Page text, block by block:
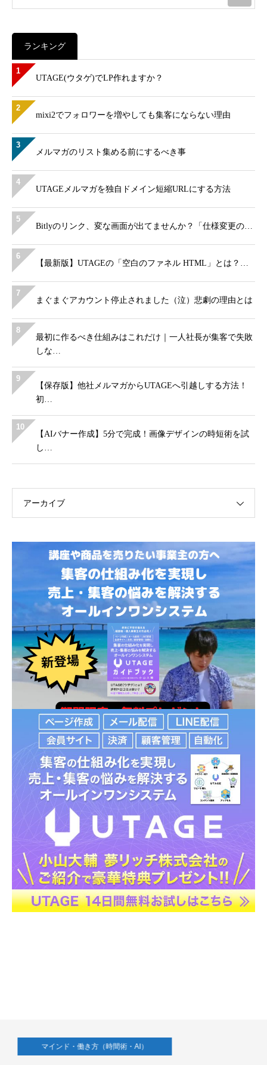
ランキング
1
UTAGE(ウタゲ)でLP作れますか？
2
mixi2でフォロワーを増やしても集客にならない理由
3
メルマガのリスト集める前にするべき事
4
UTAGEメルマガを独自ドメイン短縮URLにする方法
5
Bitlyのリンク、変な画面が出てませんか？「仕様変更の…
6
【最新版】UTAGEの「空白のファネル HTML」とは？…
7
まぐまぐアカウント停止されました（泣）悲劇の理由とは
8
最初に作るべき仕組みはこれだけ｜一人社長が集客で失敗
しな…
9
【保存版】他社メルマガからUTAGEへ引越しする方法！
初…
10
【AIバナー作成】5分で完成！画像デザインの時短術を試
し…
アーカイブ
マインド・働き方（時間術・AI）